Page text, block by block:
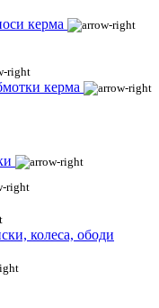
керма
керма
колеса, ободи